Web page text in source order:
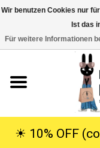
Kuscheltiere
☀︎ 10% OFF
Wir benutzen Cookies nur
Ist das
Für weitere Informationen